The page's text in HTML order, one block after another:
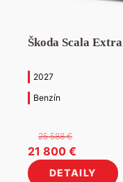
Škoda Scala
2027
Benzín
25 588€
Pôvodná
cena
21 800 €Aktuálna
cena
DETAILY